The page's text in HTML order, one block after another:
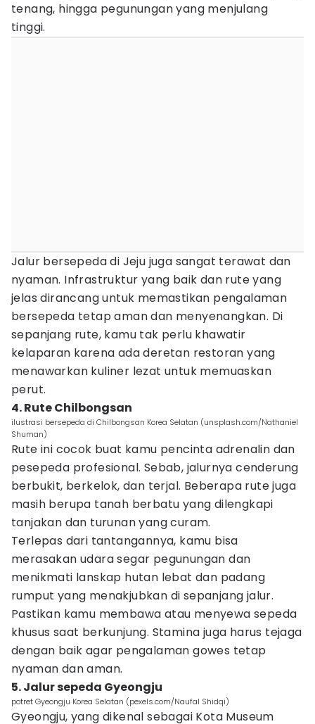
tenang, hingga pegunungan yang menjulang
tinggi.
Jalur bersepeda di Jeju juga sangat terawat dan
nyaman. Infrastruktur yang baik dan rute yang
jelas dirancang untuk memastikan pengalaman
bersepeda tetap aman dan menyenangkan. Di
sepanjang rute, kamu tak perlu khawatir
kelaparan karena ada deretan restoran yang
menawarkan kuliner lezat untuk memuaskan
perut.
4. Rute Chilbongsan
ilustrasi bersepeda di Chilbongsan Korea Selatan (unsplash.com/Nathaniel
Shuman)
Rute ini cocok buat kamu pencinta adrenalin dan
pesepeda profesional. Sebab, jalurnya cenderung
berbukit, berkelok, dan terjal. Beberapa rute juga
masih berupa tanah berbatu yang dilengkapi
tanjakan dan turunan yang curam.
Terlepas dari tantangannya, kamu bisa
merasakan udara segar pegunungan dan
menikmati lanskap hutan lebat dan padang
rumput yang menakjubkan di sepanjang jalur.
Pastikan kamu membawa atau menyewa sepeda
khusus saat berkunjung. Stamina juga harus tejaga
dengan baik agar pengalaman gowes tetap
nyaman dan aman.
5. Jalur sepeda Gyeongju
potret Gyeongju Korea Selatan (pexels.com/Naufal Shidqi)
Gyeongju, yang dikenal sebagai Kota Museum